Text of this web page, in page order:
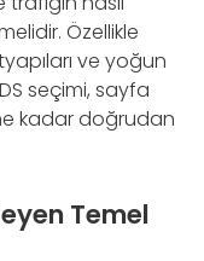
Özellikle
ve yoğun
seçimi, sayfa
kadar doğrudan
Temel